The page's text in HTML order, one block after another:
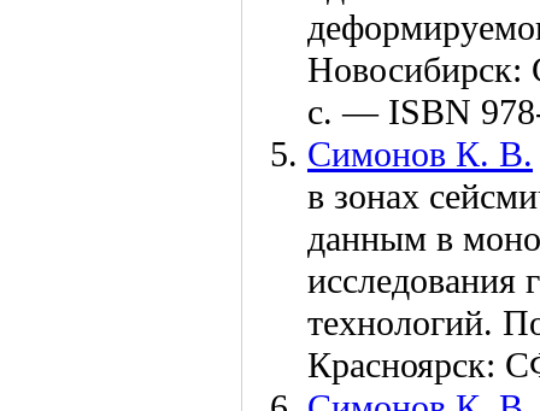
Новосибирск:
с. — ISBN
Симонов К. В.
в зонах
данным в
исследования
технологий.
Красноярск: